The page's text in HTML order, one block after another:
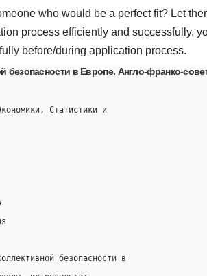
who would be a perfect fit? Let
process efficiently and successfully,
before/during application process.
в Европе. Англо-франко-
Статистики и
безопасности в